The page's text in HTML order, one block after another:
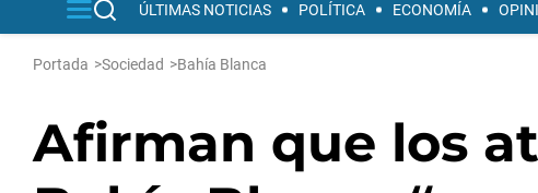
ÚLTIMAS NOTICIAS POLÍTICA ECONOMÍA
Portada >Sociedad >Bahía Blanca
Afirman que los